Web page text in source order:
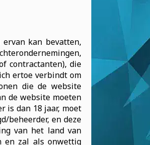
kan bevatten,
contractanten), die
ertoe verbindt om
die de website
de website moeten
is dan 18 jaar, moet
beheerder, en deze
van het land van
en zal als onwettig